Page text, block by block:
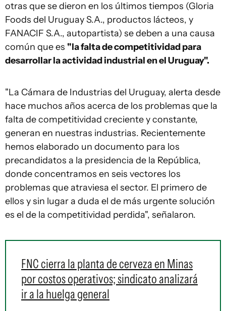
otras que se dieron en los últimos tiempos (Gloria
Foods del Uruguay S.A., productos lácteos, y
FANACIF S.A., autopartista) se deben a una causa
común que es "la falta de competitividad para
desarrollar la actividad industrial en el Uruguay".
"La Cámara de Industrias del Uruguay, alerta desde
hace muchos años acerca de los problemas que la
falta de competitividad creciente y constante,
generan en nuestras industrias. Recientemente
hemos elaborado un documento para los
precandidatos a la presidencia de la República,
donde concentramos en seis vectores los
problemas que atraviesa el sector. El primero de
ellos y sin lugar a duda el de más urgente solución
es el de la competitividad perdida", señalaron.
FNC cierra la planta de cerveza en Minas
por costos operativos; sindicato analizará
ir a la huelga general